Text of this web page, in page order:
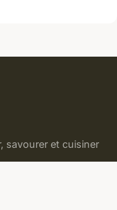
savourer et cuisiner